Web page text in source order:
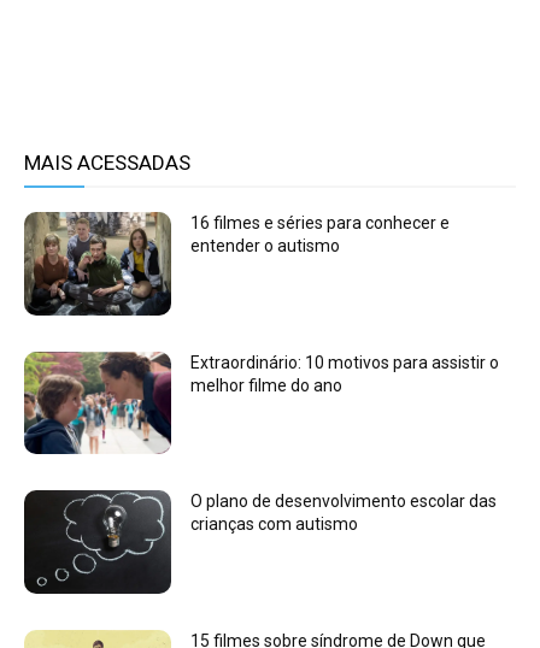
MAIS ACESSADAS
16 filmes e séries para conhecer e
entender o autismo
Extraordinário: 10 motivos para assistir o
melhor filme do ano
O plano de desenvolvimento escolar das
crianças com autismo
15 filmes sobre síndrome de Down que